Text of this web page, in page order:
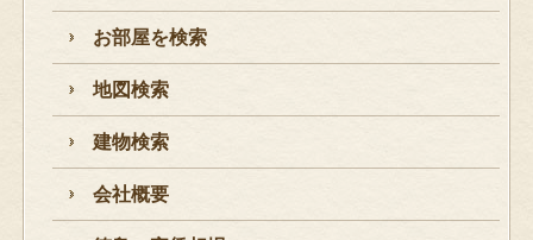
お部屋を検索
地図検索
建物検索
会社概要